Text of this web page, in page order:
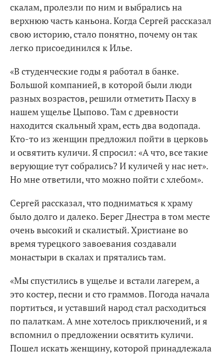
скалам, пролезли по ним и выбрались на
верхнюю часть каньона. Когда Сергей рассказал
свою историю, стало понятно, почему он так
легко присоединился к Илье.
«В студенческие годы я работал в банке.
Большой компанией, в которой были люди
разных возрастов, решили отметить Пасху в
нашем ущелье Цыпово. Там с древности
находится скальный храм, есть два водопада.
Кто-то из женщин предложил пойти в церковь
и освятить куличи. Я спросил: «А что, все такие
верующие тут собрались? И куличей у нас нет».
Но мне ответили, что можно пойти с хлебом».
Сергей рассказал, что подниматься к храму
было долго и далеко. Берег Днестра в том месте
очень высокий и скалистый. Христиане во
время турецкого завоевания создавали
монастыри в скалах и прятались там.
«Мы спустились в ущелье и встали лагерем, а
это костер, песни и сто граммов. Погода начала
портиться, и уставший народ стал расходиться
по палаткам. А мне хотелось приключений, и я
вспомнил о предложении освятить куличи.
Пошел искать женщину, которой принадлежала